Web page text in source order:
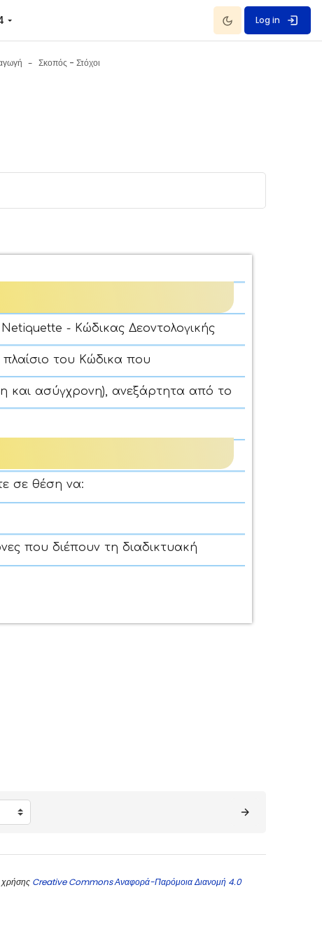
Dark Mode
Log in
Σκοπός - Στόχοι
- Κώδικας Δεοντολογικής
του Κώδικα που
και ασύγχρονη), ανεξάρτητα από το
σε θέση να:
που διέπουν τη διαδικτυακή
χρήσης Creative Commons Αναφορά-Παρόμοια Διανομή 4.0